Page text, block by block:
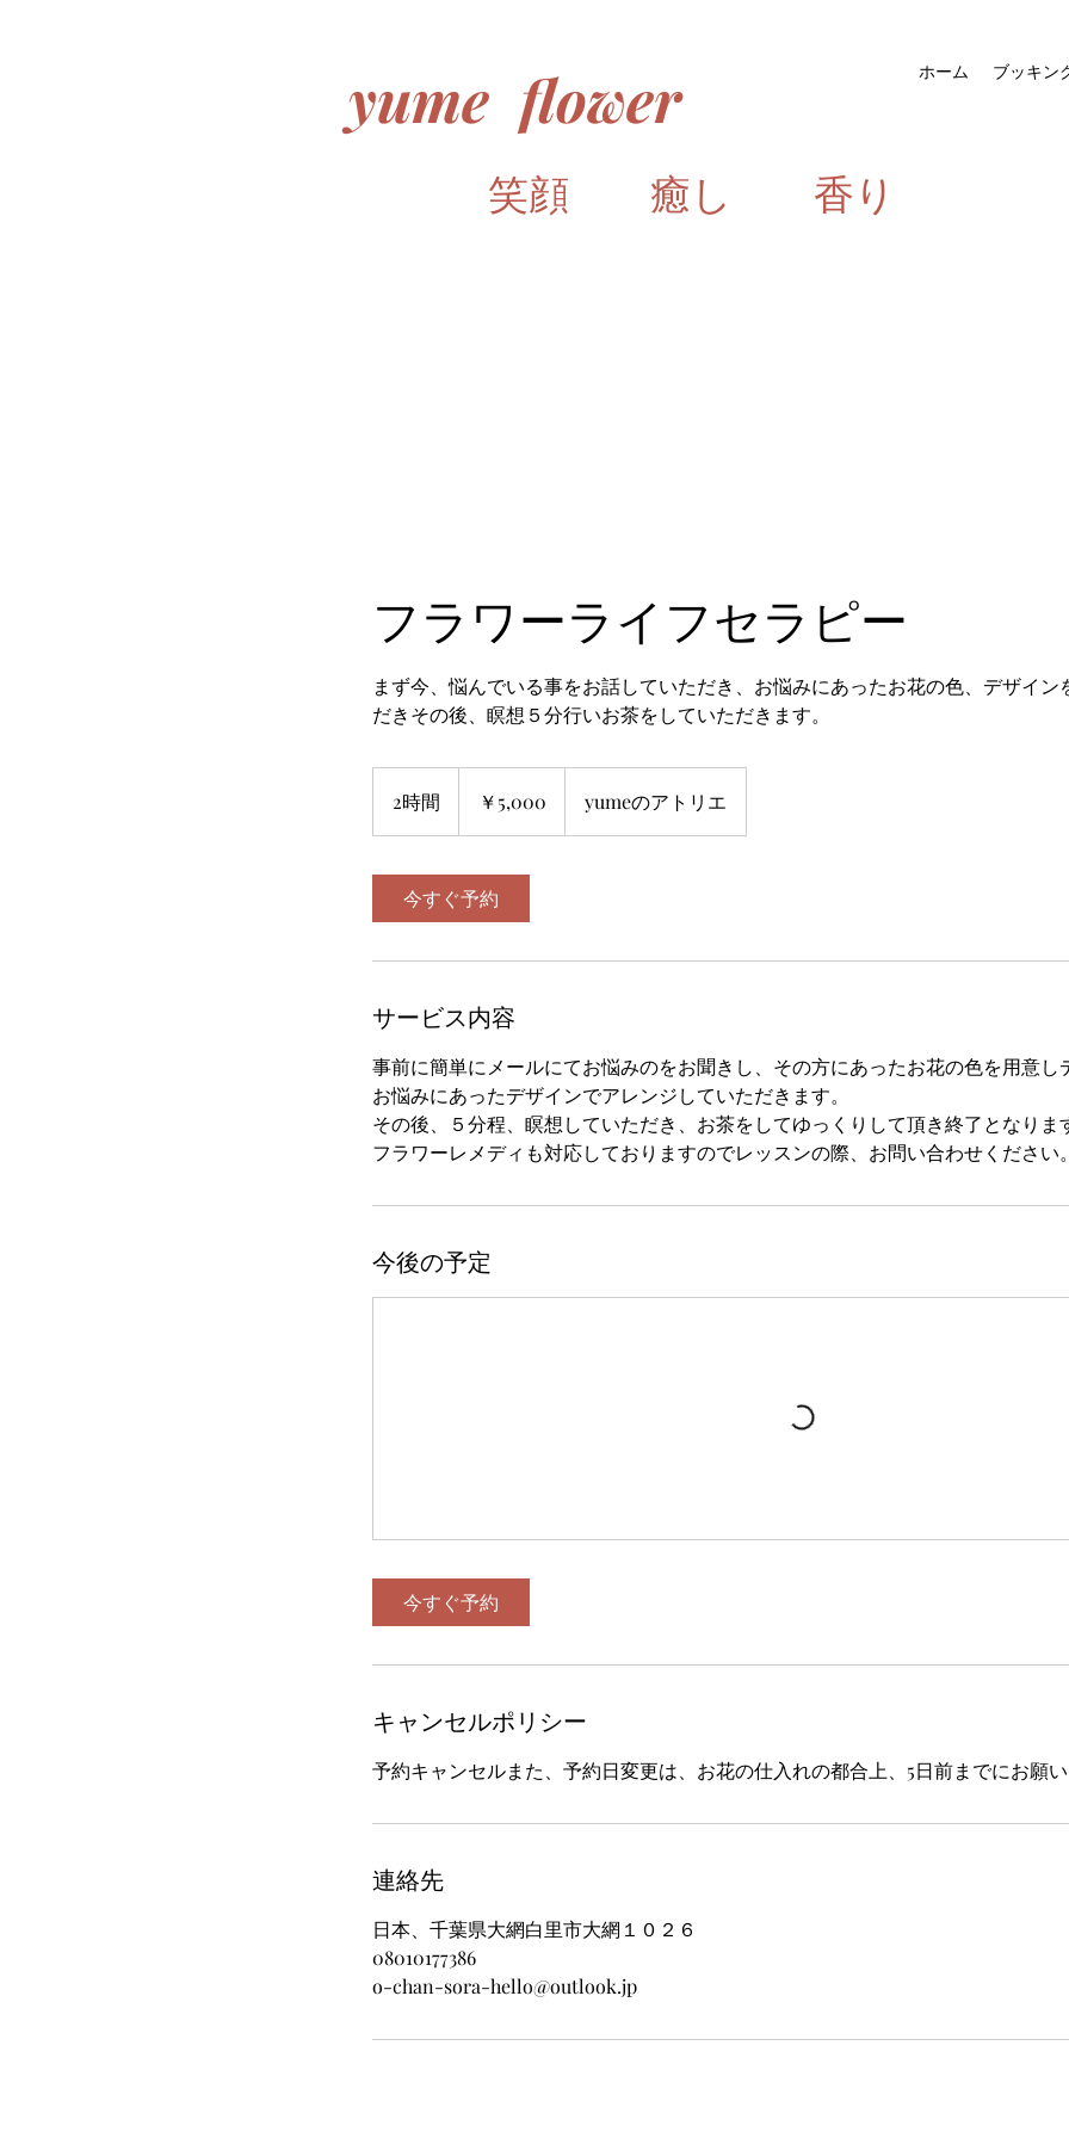
ホーム ブッキン
yume flower
​笑顔 癒し 香り
フラワーライフセラピー
まず今、悩んでいる事をお話していただき、お悩みにあったお花の色、デザイン
だきその後、瞑想５分行いお茶をしていただきます。
2時間
時
￥5,000 yumeのアトリエ
今すぐ予約
サービス内容
事前に簡単にメールにてお悩みのをお聞きし、その方にあったお花の色を用意し
お悩みにあったデザインでアレンジしていただきます。
その後、５分程、瞑想していただき、お茶をしてゆっくりして頂き終了となりま
フラワーレメディも対応しておりますのでレッスンの際、お問い合わせください
今後の予定
今すぐ予約
キャンセルポリシー
予約キャンセルまた、予約日変更は、お花の仕入れの都合上、5日前までにお願
連絡先
日本、千葉県大網白里市大網１０２６
08010177386
o-chan-sora-hello@outlook.jp